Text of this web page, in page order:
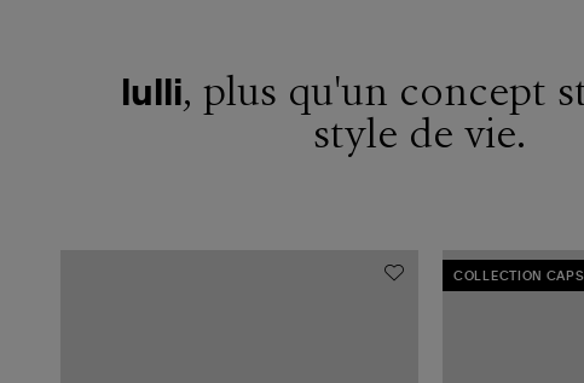
lulli, plus qu'un concept
style de vie.
COLLECTION